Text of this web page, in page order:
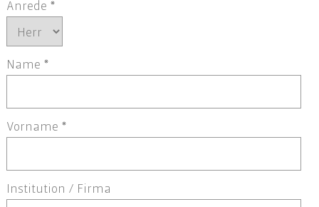
Anrede *
Name *
Vorname *
Institution / Firma